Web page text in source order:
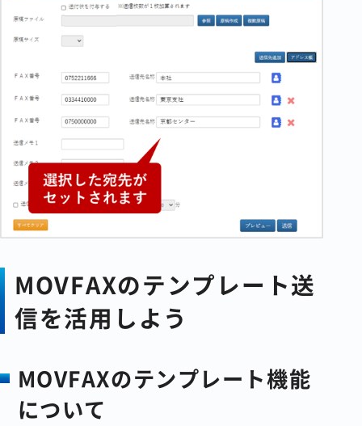
MOVFAXのテンプレート送
信を活用しよう
MOVFAXのテンプレート機能
について